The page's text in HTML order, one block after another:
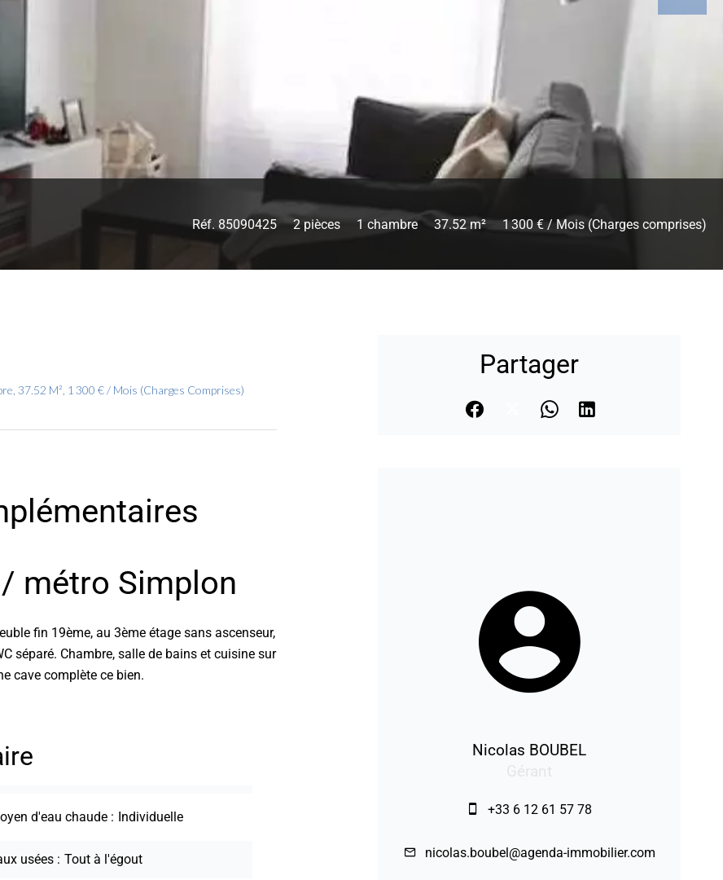
Réf. 85090425 2 pièces 1 chambre 37.52 m² 1 300 € / Mois (Charges comprises)
37.52 M², 1 300 € / Mois (Charges Comprises)
/ métro Simplon
fin 19ème, au 3ème étage sans ascenseur,
séparé. Chambre, salle de bains et cuisine sur
cave complète ce bien.
d'eau chaude Individuelle
usées Tout à l'égout
Partager
Nicolas BOUBEL
+33 6 12 61 57 78
nicolas.boubel@agenda-immobilier.com